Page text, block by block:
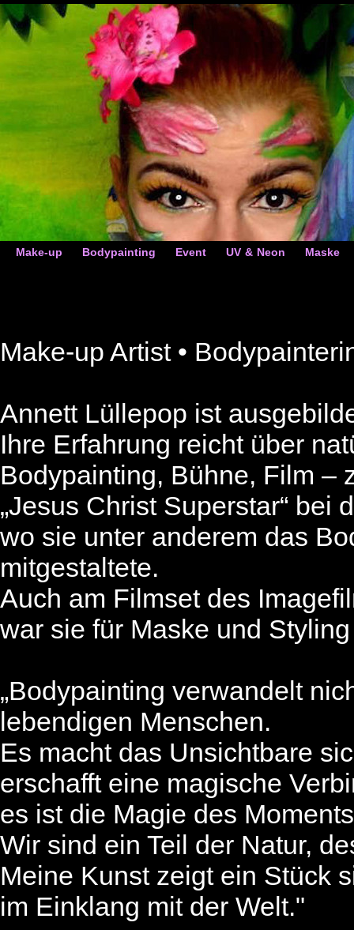
Make-up Bodypainting Event UV & Neon Maske
Make-up Artist •
Annett Lüllepop ist
Ihre Erfahrung reicht über
Bodypainting, Bühne, Film –
„Jesus Christ Superstar“ bei
wo sie unter anderem das
mitgestaltete.
Auch am Filmset des
war sie für Maske und
„Bodypainting verwandelt
lebendigen Menschen.
Es macht das Unsichtbare
erschafft eine magische
es ist die Magie des
Wir sind ein Teil der Natur,
Meine Kunst zeigt ein Stück
im Einklang mit der Welt."